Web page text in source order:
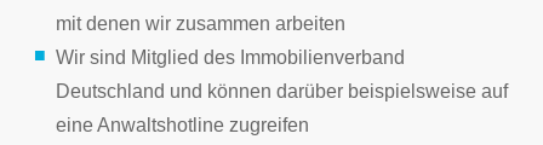
mit denen wir zusammen arbeiten
Wir sind Mitglied des Immobilienverband
Deutschland und können darüber beispielsweise auf
eine Anwaltshotline zugreifen